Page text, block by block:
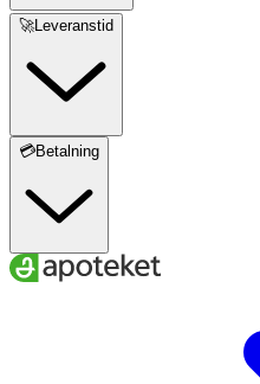
🚀Leveranstid
💳Betalning